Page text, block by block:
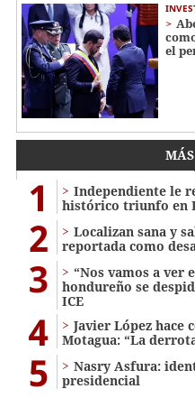
el
1
Independiente le
histórico triunfo en
2
Localizan sana y
reportada como
3
“Nos vamos a ver
hondureño se
ICE
4
Javier López hace
Motagua: “La
5
Nasry Asfura:
presidencial